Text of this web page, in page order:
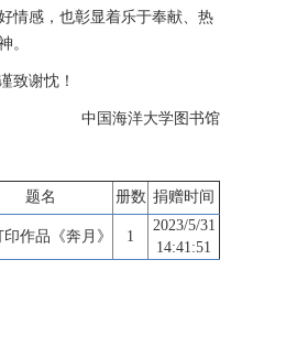
情感，也彰显着乐于奉献、热
。
致谢忱！
中国海洋大学图书馆
题名 册数 捐赠时间
作品《奔月》 1
2023/5/31
14:41:51